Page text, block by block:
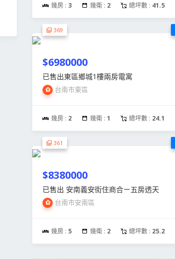
幾房 : 3 幾衛 : 2 總坪數 : 41.5
369
$6980000
已售出東區鄉城1樓兩房電寓
台南市東區
幾房 : 2 幾衛 : 1 總坪數 : 24.1
361
$8380000
已售出 安南義安街住商合ㄧ五房透天
台南市安南區
幾房 : 5 幾衛 : 2 總坪數 : 25.2